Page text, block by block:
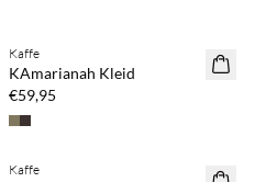
NEUHEITEN
Kaffe
KAmarianah Kleid
€59,95
NEUHEITEN
Kaufe mind. 2 & spare 20 %
Kaffe